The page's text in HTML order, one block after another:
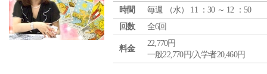
時間
毎週 （水） 11 ：30 ～ 12 ：50
回数
全6回
料金
22,770円
一般22,770円/入学者20,460円